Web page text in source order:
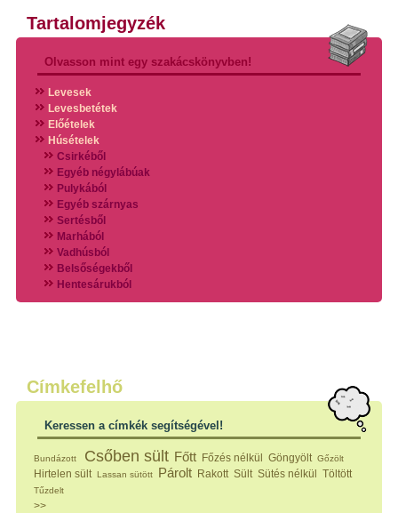
Tartalomjegyzék
Olvasson mint egy szakácskönyvben!
Levesek
Levesbetétek
Előételek
Húsételek
Csirkéből
Egyéb négylábúak
Pulykából
Egyéb szárnyas
Sertésből
Marhából
Vadhúsból
Belsőségekből
Hentesárukból
Vadszárnyasokból
Köretek
Klasszikus főzelékek
Zöldséges ételek
Hidegkonyhai készítmények
Főtt tészták
Zsiradékban sült tészták
Címkefelhő
Keressen a címkék segítségével!
Bundázott Csőben sült Főtt Főzés nélkül Göngyölt Gőzölt
Hirtelen sült Lassan sütött Párolt Rakott Sült Sütés nélkül Töltött
Tűzdelt
>>